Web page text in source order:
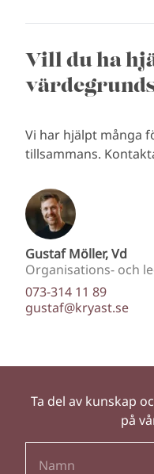
Vill du ha
Vi har hjälpt många
tillsammans.
Gustaf Möller, Vd
Organisations- och
073-314 11 89
gustaf@kryast.se
Ta del av kunskap
på